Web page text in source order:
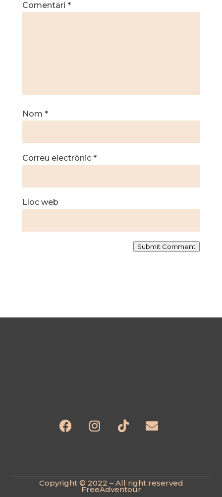
📅 Reservar plaça
Comentari *
Nom *
Correu electrònic *
Lloc web
Submit Comment
Copyright © 2022 – All right reserved
FreeAdventour